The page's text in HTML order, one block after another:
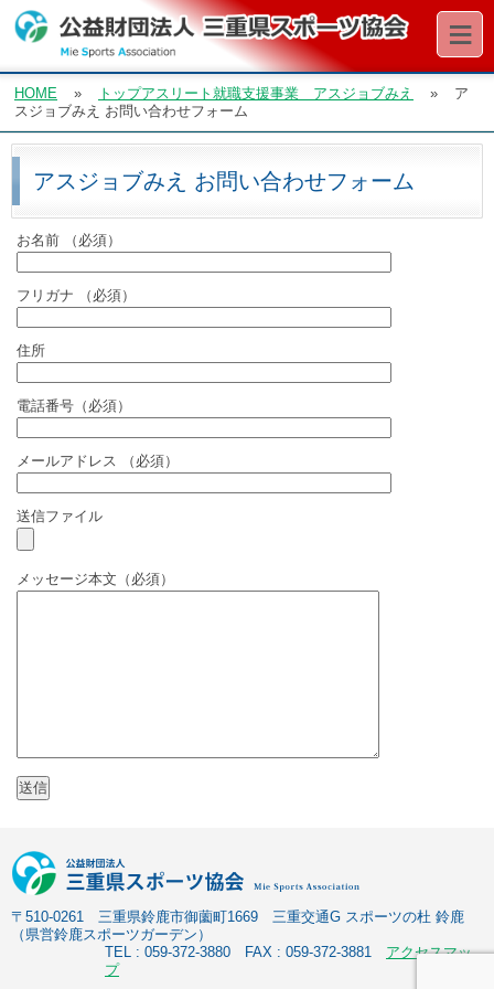
≡
HOME » トップアスリート就職支援事業 アスジョブみえ »
ア
スジョブみえ お問い合わせフォーム
アスジョブみえ お問い合わせフォーム
お名前 （必須）
フリガナ （必須）
住所
電話番号（必須）
メールアドレス （必須）
送信ファイル
メッセージ本文（必須）
〒510-0261 三重県鈴鹿市御薗町1669 三重交通G スポーツの杜 鈴鹿
（県営鈴鹿スポーツガーデン）
TEL : 059-372-3880 FAX : 059-372-3881 アクセスマッ
プ